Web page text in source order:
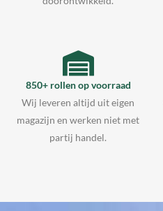
850+ rollen op voorraad
Wij leveren altijd uit eigen
magazijn en werken niet met
partij handel.